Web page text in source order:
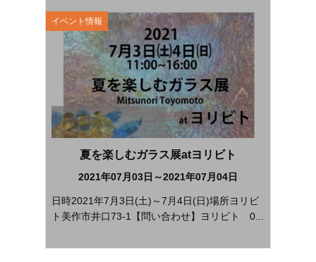
イベント情報
夏を楽しむガラス展atヨリビト
2021年07月03日～2021年07月04日
日時2021年7月3日(土)～7月4日(日)場所ヨリビ
ト美作市井口73-1【問い合わせ】ヨリビト 0...